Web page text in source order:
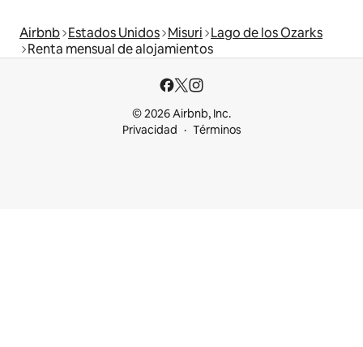
Airbnb Estados Unidos Misuri Lago de los Ozarks
Renta mensual de alojamientos
© 2026 Airbnb, Inc.
Privacidad
Términos